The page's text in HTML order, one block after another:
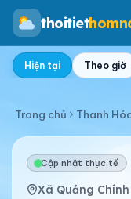
thoitiet
Hiện tại Theo giờ
Trang chủ Thanh
Cập nhật thực tế
Xã Quảng